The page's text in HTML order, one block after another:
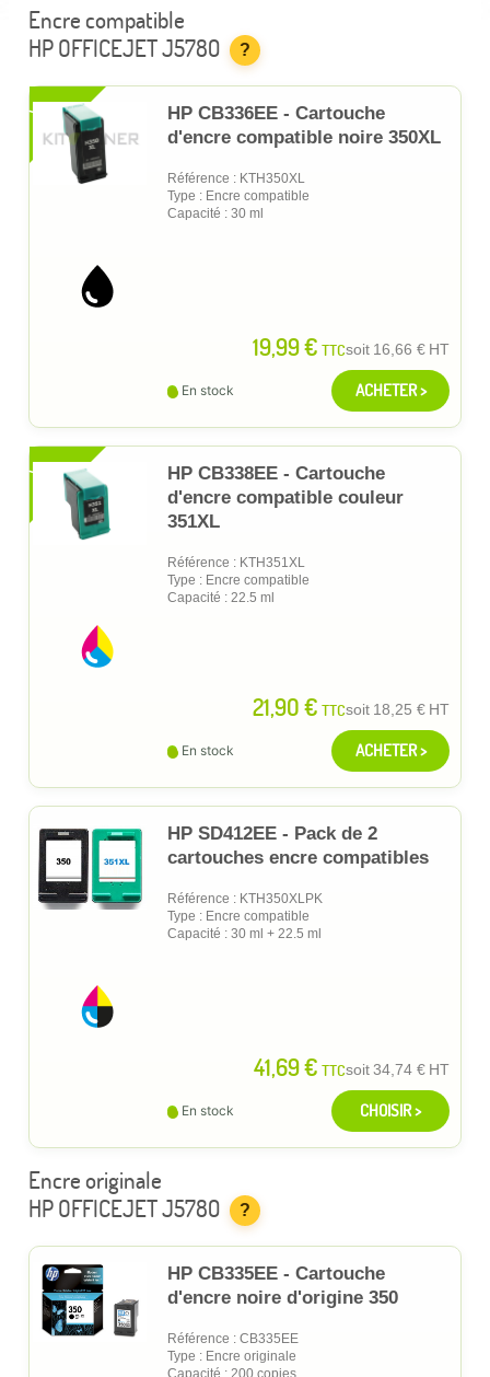
Encre compatible
HP OFFICEJET J5780
?
XL
HP CB336EE - Cartouche
d'encre compatible noire 350XL
Référence : KTH350XL
Type : Encre compatible
Capacité : 30 ml
19,99 € TTCsoit 16,66 € HT
En stock ACHETER >
XL
HP CB338EE - Cartouche
d'encre compatible couleur
351XL
Référence : KTH351XL
Type : Encre compatible
Capacité : 22.5 ml
21,90 € TTCsoit 18,25 € HT
En stock ACHETER >
HP SD412EE - Pack de 2
cartouches encre compatibles
Référence : KTH350XLPK
Type : Encre compatible
Capacité : 30 ml + 22.5 ml
41,69 € TTCsoit34,74 € HT
En stock CHOISIR >
Encre originale
HP OFFICEJET J5780
?
HP CB335EE - Cartouche
d'encre noire d'origine 350
Référence : CB335EE
Type : Encre originale
Capacité : 200 copies